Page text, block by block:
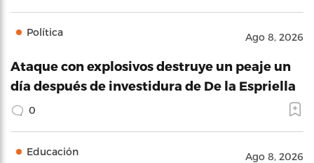
Política Ago 8, 2026
Ataque con explosivos destruye un peaje un
día después de investidura de De la Espriella
0
Educación Ago 8, 2026